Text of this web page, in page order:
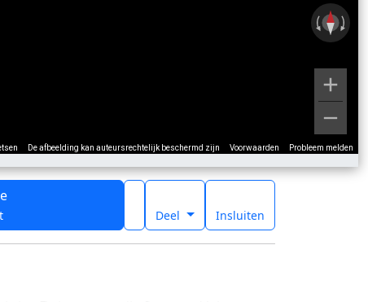
De afbeelding kan auteursrechtelijk beschermd zijn Voorwaarden Probleem melden
Deel Insluiten